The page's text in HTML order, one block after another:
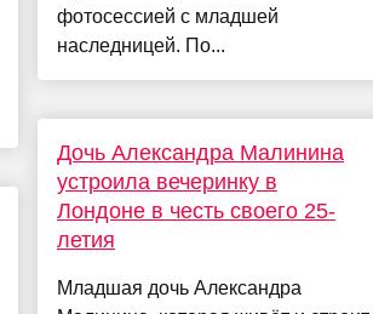
фотосессией с младшей
наследницей. По...
Дочь Александра Малинина
устроила вечеринку в
Лондоне в честь своего 25-
летия
Младшая дочь Александра